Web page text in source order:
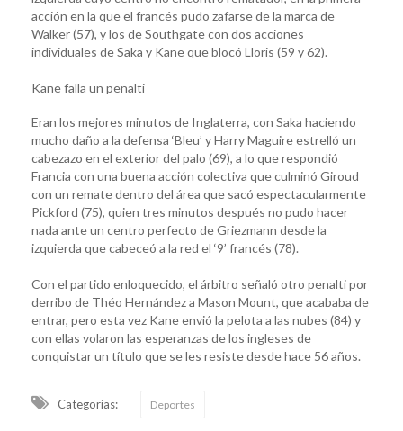
acción en la que el francés pudo zafarse de la marca de
Walker (57), y los de Southgate con dos acciones
individuales de Saka y Kane que blocó Lloris (59 y 62).
Kane falla un penalti
Eran los mejores minutos de Inglaterra, con Saka haciendo
mucho daño a la defensa ‘Bleu’ y Harry Maguire estrelló un
cabezazo en el exterior del palo (69), a lo que respondió
Francia con una buena acción colectiva que culminó Giroud
con un remate dentro del área que sacó espectacularmente
Pickford (75), quien tres minutos después no pudo hacer
nada ante un centro perfecto de Griezmann desde la
izquierda que cabeceó a la red el ‘9’ francés (78).
Con el partido enloquecido, el árbitro señaló otro penalti por
derribo de Théo Hernández a Mason Mount, que acababa de
entrar, pero esta vez Kane envió la pelota a las nubes (84) y
con ellas volaron las esperanzas de los ingleses de
conquistar un título que se les resiste desde hace 56 años.
Categorias: Deportes